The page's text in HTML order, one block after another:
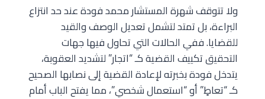
ولا تتوقف شهرة المستشار محمد فودة عند حد انتزاع
البراءة، بل تمتد لتشمل تعديل الوصف والقيد
للقضايا. ففي الحالات التي تحاول فيها جهات
التحقيق تكييف القضية كـ “اتجار” لتشديد العقوبة،
يتدخل فودة بخبرته لإعادة القضية إلى نصابها الصحيح
كـ “تعاطٍ” أو “استعمال شخصي”، مما يفتح الباب أمام